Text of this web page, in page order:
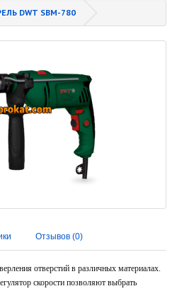
DWT SBM-780
Отзывов (0)
отверстий в различных материалах.
скорости позволяют выбрать